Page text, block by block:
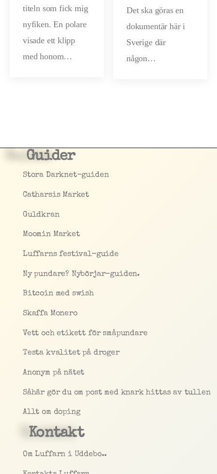
inkokar
n
Tobias
titeln som fick mig
nyfiken. En polare
visade ett klipp
med honom…
Toppslä
ttskivl
ing?
Det ska göras en
dokumentär här i
Sverige där
någon…
Guider
Stora Darknet-guiden
Catharsis Market
Guldkran
Moomin Market
Luffarns festival-guide
Ny pundare? Nybörjar-guiden.
Bitcoin med swish
Skaffa Monero
Vett och etikett för småpundare
Testa kvalitet på droger
Anonym på nätet
Såhär gör du om post med knark hittas av tullen
Allt om doping
Kontakt
Om Luffarn i Uddebo..